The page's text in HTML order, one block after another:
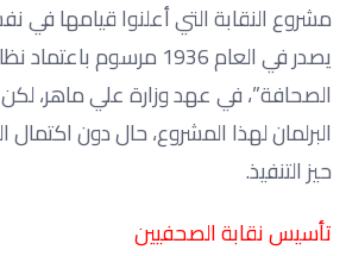
مشروع النقابة التي أعلنوا قيامها في
يصدر في العام 1936 مرسوم
الصحافة”، في عهد وزارة علي ماهر،
البرلمان لهذا المشروع، حال دون
حيز التنفيذ.
تأسيس نقابة الصحفيين